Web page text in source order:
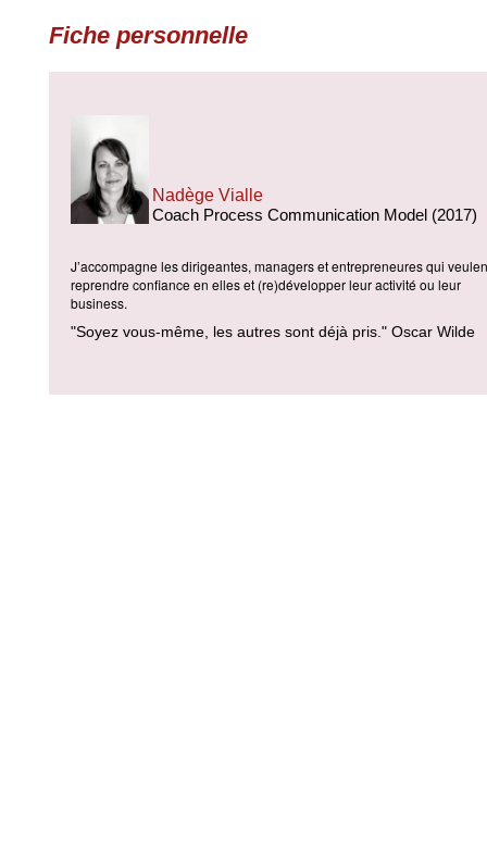
Fiche personnelle
Nadège Vialle
Coach Process Communication Model (2017)
J’accompagne les dirigeantes, managers et entrepreneures qui
reprendre confiance en elles et (re)développer leur activité ou leur
business.
"Soyez vous-même, les autres sont déjà pris." Oscar Wilde